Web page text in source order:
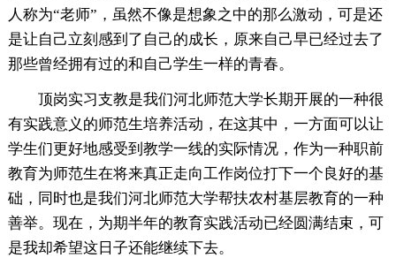
人称为“老师”，虽然不像是想象之中的那么激动，可是还
是让自己立刻感到了自己的成长，原来自己早已经过去了
那些曾经拥有过的和自己学生一样的青春。
顶岗实习支教是我们河北师范大学长期开展的一种很
有实践意义的师范生培养活动，在这其中，一方面可以让
学生们更好地感受到教学一线的实际情况，作为一种职前
教育为师范生在将来真正走向工作岗位打下一个良好的基
础，同时也是我们河北师范大学帮扶农村基层教育的一种
善举。现在，为期半年的教育实践活动已经圆满结束，可
是我却希望这日子还能继续下去。